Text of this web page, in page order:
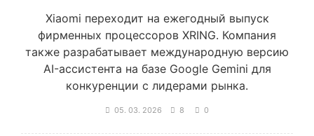
Xiaomi переходит на ежегодный выпуск
фирменных процессоров XRING. Компания
также разрабатывает международную версию
AI-ассистента на базе Google Gemini для
конкуренции с лидерами рынка.
05. 03. 2026 8 0